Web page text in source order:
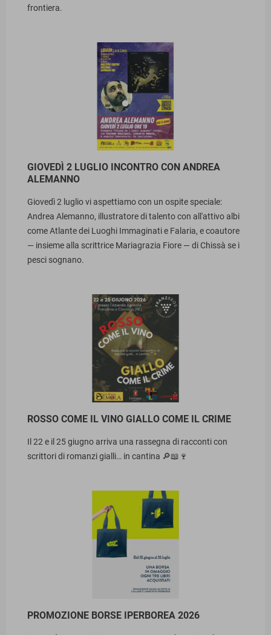
frontiera.
GIOVEDÌ 2 LUGLIO INCONTRO CON ANDREA
ALEMANNO
Giovedì 2 luglio vi aspettiamo con un ospite speciale:
Andrea Alemanno, illustratore di talento con all'attivo albi
come Atlante dei Luoghi Immaginati e Falaria, e coautore
— insieme alla scrittrice Mariagrazia Fiore — di Chissà se i
pesci sognano.
ROSSO COME IL VINO GIALLO COME IL CRIME
Il 22 e il 25 giugno arriva una rassegna di racconti con
scrittori di romanzi gialli… in cantina 🔎📖🍷
PROMOZIONE BORSE IPERBOREA 2026